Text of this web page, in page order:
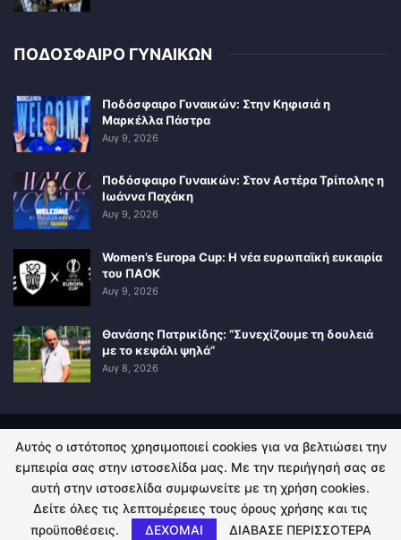
ΠΟΔΟΣΦΑΙΡΟ ΓΥΝΑΙΚΩΝ
Ποδόσφαιρο Γυναικών: Στην Κηφισιά η
Μαρκέλλα Πάστρα
Αυγ 9, 2026
Ποδόσφαιρο Γυναικών: Στον Αστέρα Τρίπολης η
Ιωάννα Παχάκη
Αυγ 9, 2026
Women’s Europa Cup: Η νέα ευρωπαϊκή ευκαιρία
του ΠΑΟΚ
Αυγ 9, 2026
Θανάσης Πατρικίδης: “Συνεχίζουμε τη δουλειά
με το κεφάλι ψηλά”
Αυγ 8, 2026
ΠΟΛΙΤΙΚΗ ΑΠΟΡΡΗΤΟΥ ΕΠΙΚΟΙΝΩΝΙΑ
© 2026 - Kingsport.gr. All Rights Reserved.
Αυτός ο ιστότοπος χρησιμοποιεί cookies για να βελτιώσει την
εμπειρία σας στην ιστοσελίδα μας. Με την περιήγησή σας σε
αυτή στην ιστοσελίδα συμφωνείτε με τη χρήση cookies.
Δείτε όλες τις λεπτομέρειες τους όρους χρήσης και τις
προϋποθέσεις.
ΔΕΧΟΜΑΙ ΔΙΑΒΑΣΕ ΠΕΡΙΣΣΟΤΕΡΑ